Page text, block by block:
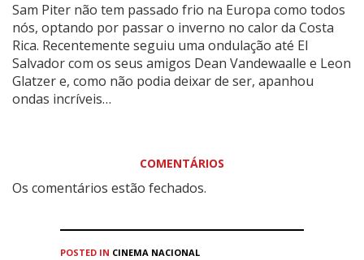
Sam Piter não tem passado frio na Europa como todos
nós, optando por passar o inverno no calor da Costa
Rica. Recentemente seguiu uma ondulação até El
Salvador com os seus amigos Dean Vandewaalle e Leon
Glatzer e, como não podia deixar de ser, apanhou
ondas incríveis…
COMENTÁRIOS
Os comentários estão fechados.
POSTED IN CINEMA NACIONAL